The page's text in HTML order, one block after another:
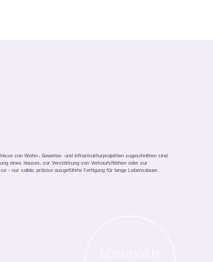
von Wohn-, Gewerbe- und Infrastrukturprojekten zugeschnitten sind.
eines Hauses, zur Verstärkung von Verkaufsflächen oder zur
– nur solide, präzise ausgeführte Fertigung für lange Lebensdauer.